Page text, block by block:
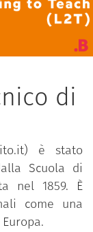
di
è stato
Scuola di
nel 1859. È
come una